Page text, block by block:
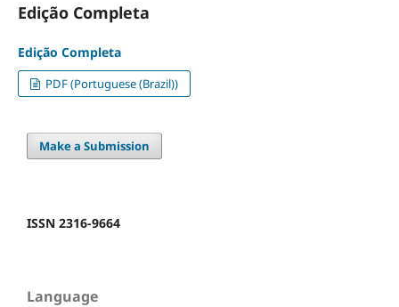
Edição Completa
Edição Completa
PDF (Portuguese (Brazil))
Make a Submission
ISSN 2316-9664
Language